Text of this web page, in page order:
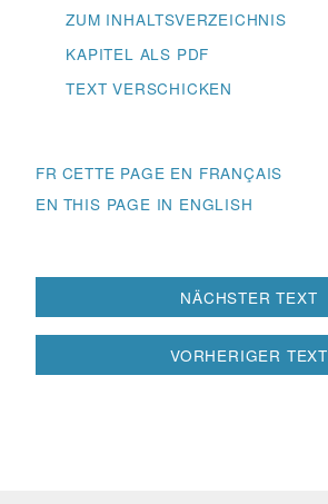
ZUM INHALTSVERZEICHNIS
KAPITEL ALS PDF
TEXT VERSCHICKEN
FR
EN
Beitragsnavigation
NÄCHSTER TEXT
VORHERIGER TEXT